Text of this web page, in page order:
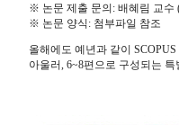
※ 논문 제출 문의: 배혜림 교수
※ 논문 양식: 첨부파일 참조
올해에도 예년과 같이
아울러, 6~8편으로 구성되는